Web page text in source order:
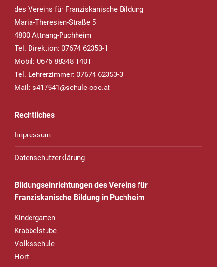
des Vereins für Franziskanische Bildung
Maria-Theresien-Straße 5
4800 Attnang-Puchheim
Tel. Direktion: 07674 62353-1
Mobil: 0676 88348 1401
Tel. Lehrerzimmer: 07674 62353-3
Mail: s417541@schule-ooe.at
Rechtliches
Impressum
Datenschutzerklärung
Bildungseinrichtungen des Vereins für
Franziskanische Bildung in Puchheim
Kindergarten
Krabbelstube
Volksschule
Hort